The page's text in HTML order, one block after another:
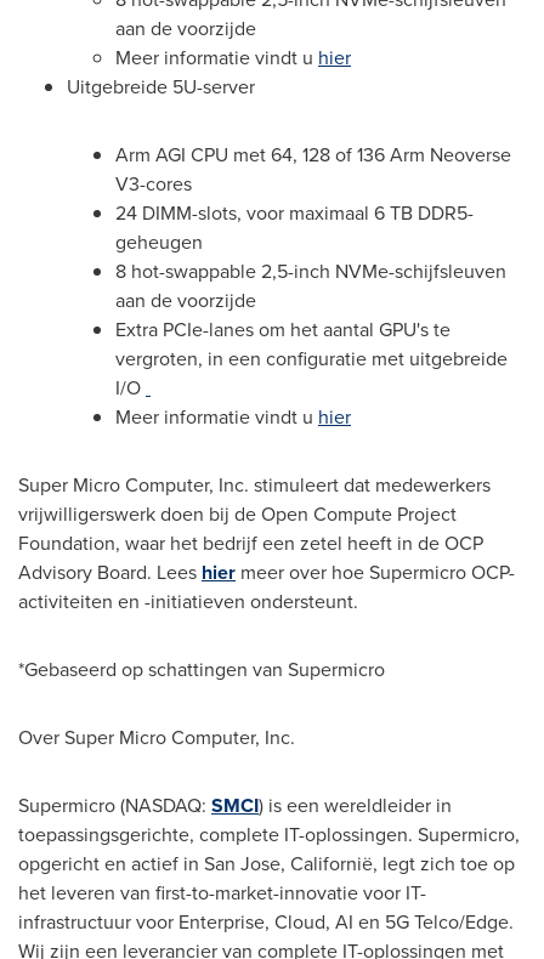
aan de voorzijde
Meer informatie vindt u hier
Uitgebreide 5U-server
Arm AGI CPU met 64, 128 of 136 Arm Neoverse
V3-cores
24 DIMM-slots, voor maximaal 6 TB DDR5-
geheugen
8 hot-swappable 2,5-inch NVMe-schijfsleuven
aan de voorzijde
Extra PCIe-lanes om het aantal GPU's te
vergroten, in een configuratie met uitgebreide
I/O
Meer informatie vindt u hier
Super Micro Computer, Inc. stimuleert dat medewerkers
vrijwilligerswerk doen bij de Open Compute Project
Foundation, waar het bedrijf een zetel heeft in de OCP
Advisory Board. Lees hier meer over hoe Supermicro OCP-
activiteiten en -initiatieven ondersteunt.
*Gebaseerd op schattingen van Supermicro
Over Super Micro Computer, Inc.
Supermicro (NASDAQ: SMCI) is een wereldleider in
toepassingsgerichte, complete IT-oplossingen. Supermicro,
opgericht en actief in San Jose, Californië, legt zich toe op
het leveren van first-to-market-innovatie voor IT-
infrastructuur voor Enterprise, Cloud, AI en 5G Telco/Edge.
Wij zijn een leverancier van complete IT-oplossingen met